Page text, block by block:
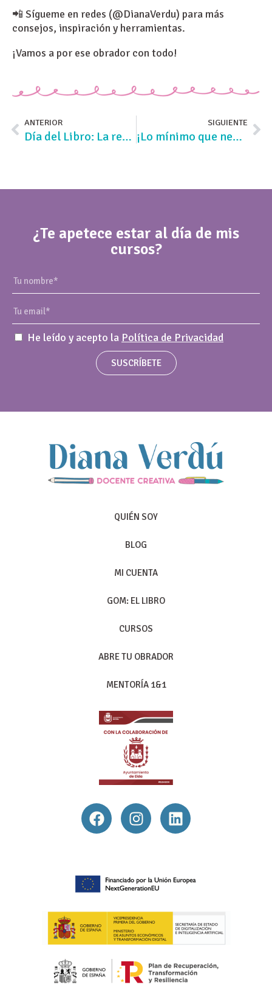
📲 Sígueme en redes (@DianaVerdu) para más
consejos, inspiración y herramientas.
¡Vamos a por ese obrador con todo!
ANTERIOR
Día del Libro: La receta escrita que puede cambiar tu historia repostera (y tu negocio)
SIGUIENTE
¡Lo mínimo que necesitas para montar tu obrador y crecer poco a poco!
¿Te apetece estar al día de mis
cursos?
He leído y acepto la Política de Privacidad
SUSCRÍBETE
QUIÉN SOY
BLOG
MI CUENTA
GOM: EL LIBRO
CURSOS
ABRE TU OBRADOR
MENTORÍA 1&1